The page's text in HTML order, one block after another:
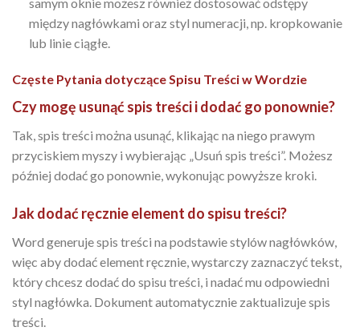
między nagłówkami oraz styl numeracji, np. kropkowanie
lub linie ciągłe.
Częste Pytania dotyczące Spisu Treści w Wordzie
Czy mogę usunąć spis treści i dodać go ponownie?
Tak, spis treści można usunąć, klikając na niego prawym
przyciskiem myszy i wybierając „Usuń spis treści”. Możesz
później dodać go ponownie, wykonując powyższe kroki.
Jak dodać ręcznie element do spisu treści?
Word generuje spis treści na podstawie stylów nagłówków,
więc aby dodać element ręcznie, wystarczy zaznaczyć tekst,
który chcesz dodać do spisu treści, i nadać mu odpowiedni
styl nagłówka. Dokument automatycznie zaktualizuje spis
treści.